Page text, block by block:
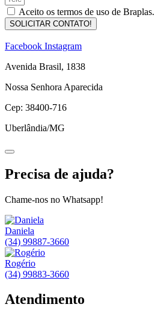
Aceito os termos de uso de Braplas.
SOLICITAR CONTATO!
Facebook Instagram
Avenida Brasil, 1838
Nossa Senhora Aparecida
Cep: 38400-716
Uberlândia/MG
Precisa de ajuda?
Chame-nos no Whatsapp!
Daniela
(34) 99887-3660
Rogério
(34) 99883-3660
Atendimento